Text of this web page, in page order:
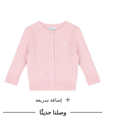
إضافة سريعة
وصلنا حديثًا